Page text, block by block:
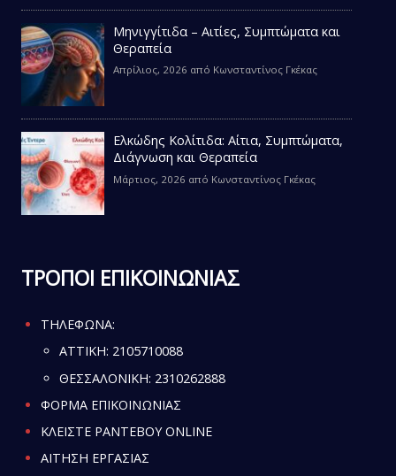
Μηνιγγίτιδα – Αιτίες, Συμπτώματα και
Θεραπεία
Απρίλιος, 2026 από Κωνσταντίνος Γκέκας
Ελκώδης Κολίτιδα: Αίτια, Συμπτώματα,
Διάγνωση και Θεραπεία
Μάρτιος, 2026 από Κωνσταντίνος Γκέκας
ΤΡΟΠΟΙ ΕΠΙΚΟΙΝΩΝΙΑΣ
ΤΗΛΕΦΩΝΑ:
ATTIKH: 2105710088
ΘΕΣΣΑΛΟΝΙΚΗ: 2310262888
ΦΟΡΜΑ ΕΠΙΚΟΙΝΩΝΙΑΣ
ΚΛΕΙΣΤΕ ΡΑΝΤΕΒΟΥ ONLINE
ΑΙΤΗΣΗ ΕΡΓΑΣΙΑΣ